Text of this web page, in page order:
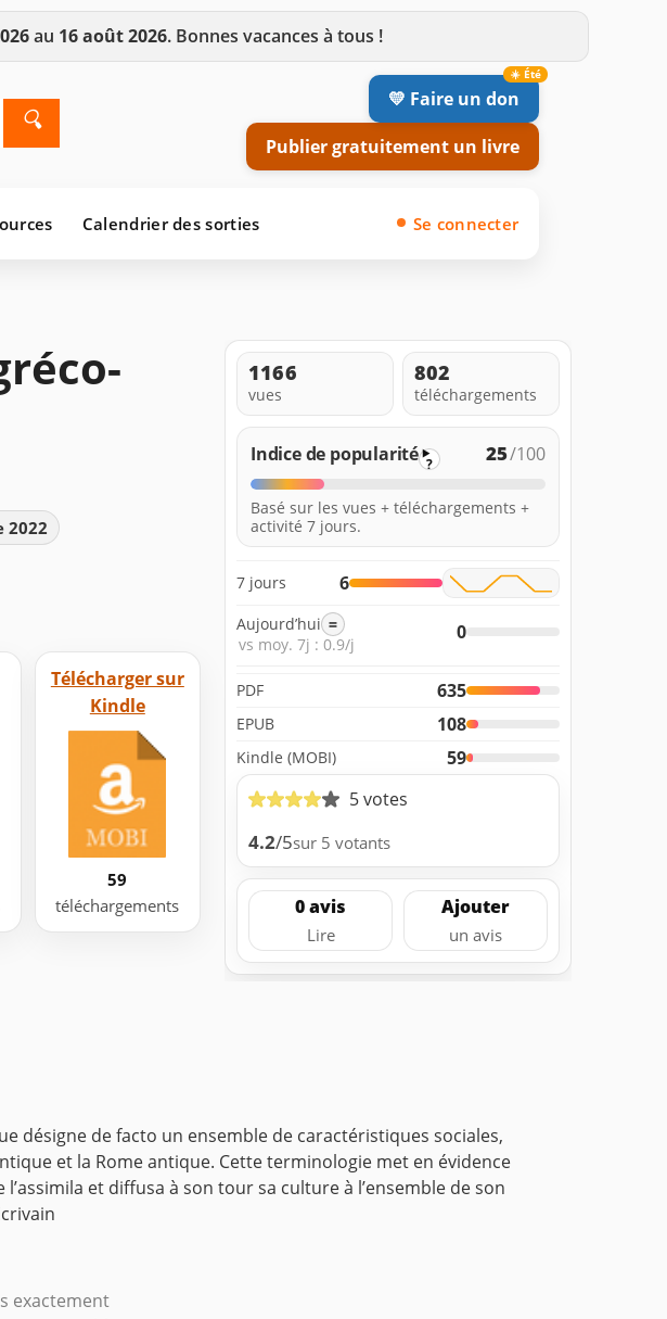
au 16 août 2026. Bonnes vacances à tous !
🔍
💛 Faire un don
Publier gratuitement un livre
Calendrier des sorties Se connecter
2022
Télécharger sur
Kindle
59
téléchargements
1166
vues
802
téléchargements
Indice de popularité ? 25/100
Basé sur les vues + téléchargements +
activité 7 jours.
7 jours 6
Aujourd’hui =
vs moy. 7j : 0.9/j
0
PDF 635
EPUB 108
Kindle (MOBI)
59
5 votes
4.2/5sur 5 votants
0 avis
Lire
Ajouter
un avis
désigne de facto un ensemble de caractéristiques sociales,
et la Rome antique. Cette terminologie met en évidence
l’assimila et diffusa à son tour sa culture à l’ensemble de son
exactement